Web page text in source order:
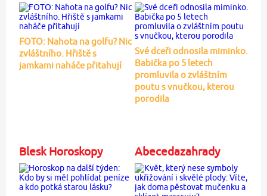
FOTO: Nahota na golfu? Nic
zvláštního. Hřiště s
jamkami naháče přitahují
Své dceři odnosila miminko.
Babička po 5 letech
promluvila o zvláštním
poutu s vnučkou, kterou
porodila
Blesk Horoskopy Abecedazahrady